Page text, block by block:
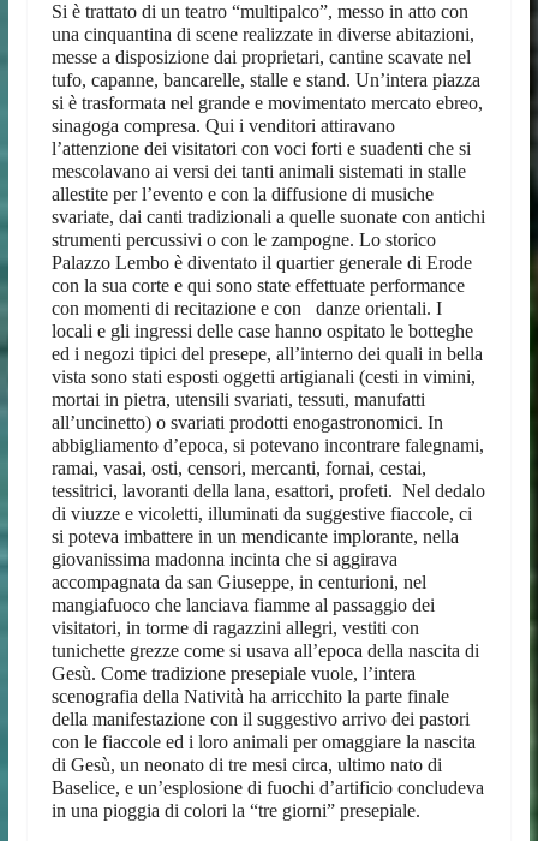
Si è trattato di un teatro “multipalco”, messo in atto con
una cinquantina di scene realizzate in diverse abitazioni,
messe a disposizione dai proprietari, cantine scavate nel
tufo, capanne, bancarelle, stalle e stand. Un’intera piazza
si è trasformata nel grande e movimentato mercato ebreo,
sinagoga compresa. Qui i venditori attiravano
l’attenzione dei visitatori con voci forti e suadenti che si
mescolavano ai versi dei tanti animali sistemati in stalle
allestite per l’evento e con la diffusione di musiche
svariate, dai canti tradizionali a quelle suonate con antichi
strumenti percussivi o con le zampogne. Lo storico
Palazzo Lembo è diventato il quartier generale di Erode
con la sua corte e qui sono state effettuate performance
con momenti di recitazione e con danze orientali. I
locali e gli ingressi delle case hanno ospitato le botteghe
ed i negozi tipici del presepe, all’interno dei quali in bella
vista sono stati esposti oggetti artigianali (cesti in vimini,
mortai in pietra, utensili svariati, tessuti, manufatti
all’uncinetto) o svariati prodotti enogastronomici. In
abbigliamento d’epoca, si potevano incontrare falegnami,
ramai, vasai, osti, censori, mercanti, fornai, cestai,
tessitrici, lavoranti della lana, esattori, profeti. Nel dedalo
di viuzze e vicoletti, illuminati da suggestive fiaccole, ci
si poteva imbattere in un mendicante implorante, nella
giovanissima madonna incinta che si aggirava
accompagnata da san Giuseppe, in centurioni, nel
mangiafuoco che lanciava fiamme al passaggio dei
visitatori, in torme di ragazzini allegri, vestiti con
tunichette grezze come si usava all’epoca della nascita di
Gesù. Come tradizione presepiale vuole, l’intera
scenografia della Natività ha arricchito la parte finale
della manifestazione con il suggestivo arrivo dei pastori
con le fiaccole ed i loro animali per omaggiare la nascita
di Gesù, un neonato di tre mesi circa, ultimo nato di
Baselice, e un’esplosione di fuochi d’artificio concludeva
in una pioggia di colori la “tre giorni” presepiale.